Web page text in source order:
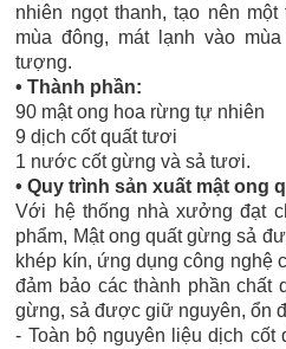
nhiên ngọt thanh, tạo nên
mùa đông, mát lạnh vào
tượng.
• Thành phần:
90 mật ong hoa rừng tự nhiên
9 dịch cốt quất tươi
1 nước cốt gừng và sả tươi.
• Quy trình sản xuất mật ong
Với hệ thống nhà xưởng đạt
phẩm, Mật ong quất gừng sả
khép kín, ứng dụng công nghệ
đảm bảo các thành phần chất
gừng, sả được giữ nguyên, ổn
- Toàn bộ nguyên liệu dịch